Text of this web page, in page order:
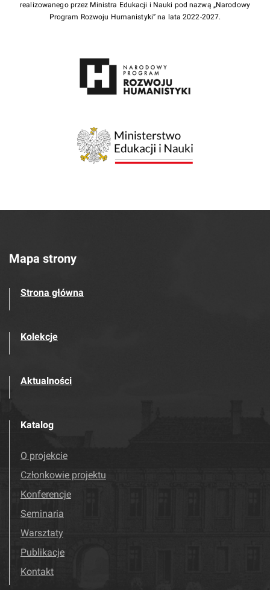
realizowanego przez Ministra Edukacji i Nauki pod nazwą „Narodowy
Program Rozwoju Humanistyki” na lata 2022-2027.
Mapa strony
Strona główna
Kolekcje
Aktualności
Katalog
O projekcie
Członkowie projektu
Konferencje
Seminaria
Warsztaty
Publikacje
Kontakt